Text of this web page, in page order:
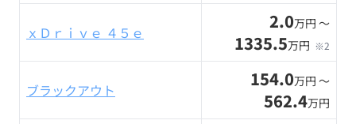
ｘＤｒｉｖｅ ４５ｅ 2.0万円 〜
1335.5万円 ※2
ブラックアウト 154.0万円 〜
562.4万円